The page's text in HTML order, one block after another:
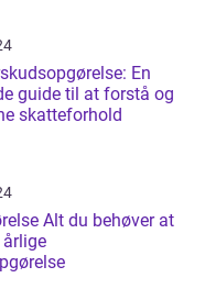
En
guide til at forstå og
skatteforhold
at